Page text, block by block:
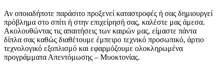
Αν οποιαδήποτε παράσιτο προξενεί καταστροφές ή σας δημιουργεί
πρόβλημα στο σπίτι ή στην επιχείρησή σας, καλέστε μας άμεσα.
Ακολουθώντας τις απαιτήσεις των καιρών μας, είμαστε πάντα
δίπλα σας καθώς διαθέτουμε έμπειρο τεχνικό προσωπικό, άρτιο
τεχνολογικό εξοπλισμό και εφαρμόζουμε ολοκληρωμένα
προγράμματα Απεντόμωσης – Μυοκτονίας.